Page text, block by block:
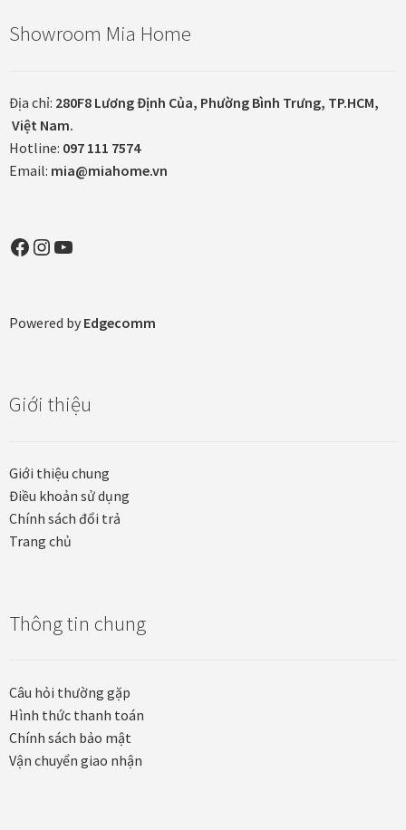
Khung tranh gỗ sồi
Kim liên vạn phúc phòng thờ
Mia Lifestyle
Nhận vẽ tranh theo yêu cầu
Quà tặng đối tác nước ngoài
Quà Tết Doanh nghiệp 2026
Sản phẩm mới
test
Test home page 260225
Showroom Mia Home
Địa chỉ: 280F8 Lương Định Của, Phường Bình Trưng, TP.HCM,
Việt Nam.
Hotline: 097 111 7574
Email: mia@miahome.vn
Facebook
Instagram
YouTube
Powered by Edgecomm
Giới thiệu
Giới thiệu chung
Điều khoản sử dụng
Chính sách đổi trả
Trang chủ
Thông tin chung
Câu hỏi thường gặp
Hình thức thanh toán
Chính sách bảo mật
Vận chuyển giao nhận